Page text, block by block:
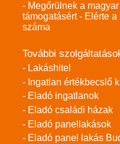
- Megőrülnek a
támogatásért - Elérte
száma
További
- Lakáshitel
- Ingatlan értékbecslő
- Eladó ingatlanok
- Eladó családi házak
- Eladó panellakások
- Eladó panel lakás